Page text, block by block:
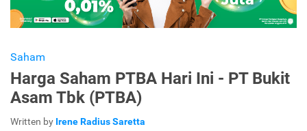
Saham
Harga Saham PTBA Hari Ini - PT Bukit
Asam Tbk (PTBA)
Written by Irene Radius Saretta